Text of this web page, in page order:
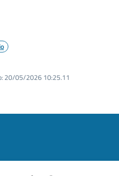
20/05/2026 10:25.11